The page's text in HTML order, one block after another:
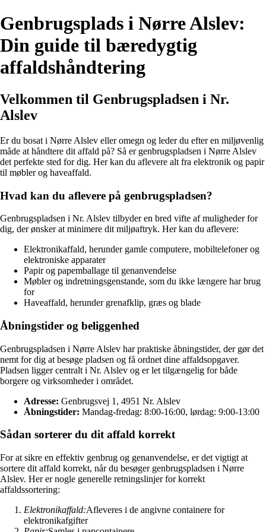
Genbrugsplads i Nørre Alslev:
Din guide til bæredygtig
affaldshåndtering
Velkommen til Genbrugspladsen i Nr.
Alslev
Er du bosat i Nørre Alslev eller omegn og leder du efter en miljøvenlig
måde at håndtere dit affald på? Så er genbrugspladsen i Nørre Alslev
det perfekte sted for dig. Her kan du aflevere alt fra elektronik og papir
til møbler og haveaffald.
Hvad kan du aflevere på genbrugspladsen?
Genbrugspladsen i Nr. Alslev tilbyder en bred vifte af muligheder for
dig, der ønsker at minimere dit miljøaftryk. Her kan du aflevere:
Elektronikaffald, herunder gamle computere, mobiltelefoner og
elektroniske apparater
Papir og papemballage til genanvendelse
Møbler og indretningsgenstande, som du ikke længere har brug
for
Haveaffald, herunder grenafklip, græs og blade
Åbningstider og beliggenhed
Genbrugspladsen i Nørre Alslev har praktiske åbningstider, der gør det
nemt for dig at besøge pladsen og få ordnet dine affaldsopgaver.
Pladsen ligger centralt i Nr. Alslev og er let tilgængelig for både
borgere og virksomheder i området.
Adresse: Genbrugsvej 1, 4951 Nr. Alslev
Åbningstider: Mandag-fredag: 8:00-16:00, lørdag: 9:00-13:00
Sådan sorterer du dit affald korrekt
For at sikre en effektiv genbrug og genanvendelse, er det vigtigt at
sortere dit affald korrekt, når du besøger genbrugspladsen i Nørre
Alslev. Her er nogle generelle retningslinjer for korrekt
affaldssortering:
Elektronikaffald:Afleveres i de angivne containere for
elektronikafgifter